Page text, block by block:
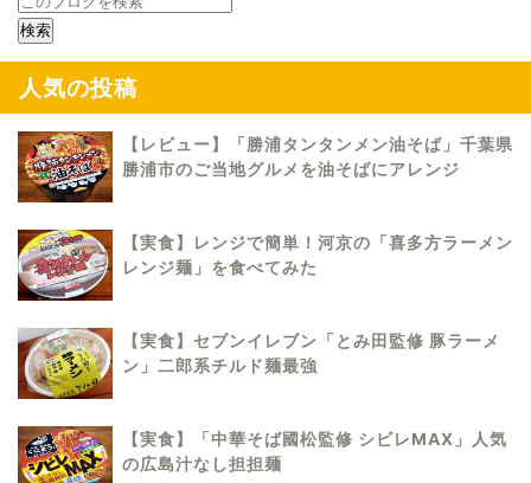
人気の投稿
【レビュー】「勝浦タンタンメン油そば」千葉県
勝浦市のご当地グルメを油そばにアレンジ
【実食】レンジで簡単！河京の「喜多方ラーメン
レンジ麺」を食べてみた
【実食】セブンイレブン「とみ田監修 豚ラーメ
ン」二郎系チルド麺最強
【実食】「中華そば國松監修 シビレMAX」人気
の広島汁なし担担麺